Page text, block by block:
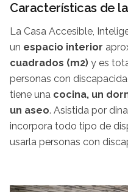
Características de
La Casa Accesible,
un espacio interior
cuadrados (m2) y es
personas con
tiene una cocina, un
un aseo. Asistida por
incorpora todo tipo de
usarla personas con